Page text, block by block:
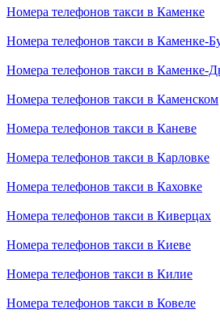
Номера телефонов такси в Каменке
Номера телефонов такси в Каменке-
Номера телефонов такси в Каменке-
Номера телефонов такси в Каменском
Номера телефонов такси в Каневе
Номера телефонов такси в Карловке
Номера телефонов такси в Каховке
Номера телефонов такси в Киверцах
Номера телефонов такси в Киеве
Номера телефонов такси в Килие
Номера телефонов такси в Ковеле